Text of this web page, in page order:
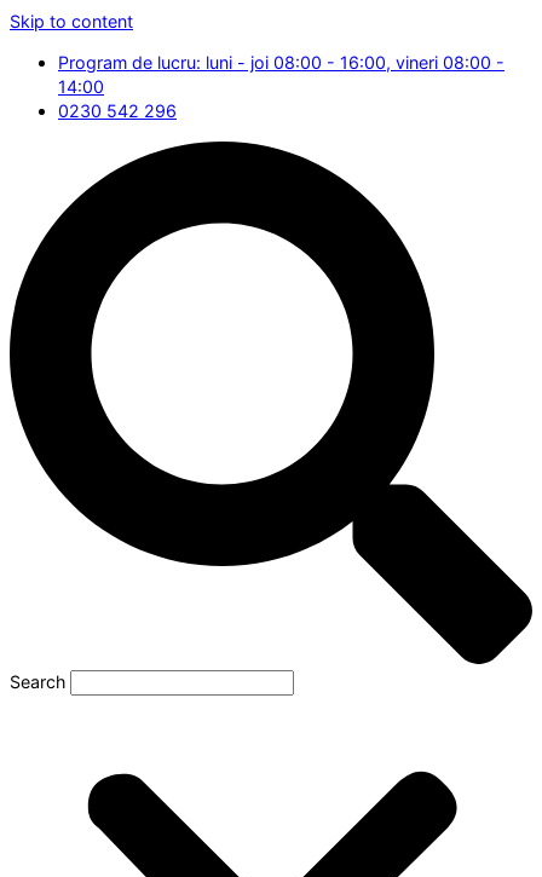
Skip to content
Program de lucru: luni - joi 08:00 - 16:00, vineri 08:00 -
14:00
0230 542 296
Search